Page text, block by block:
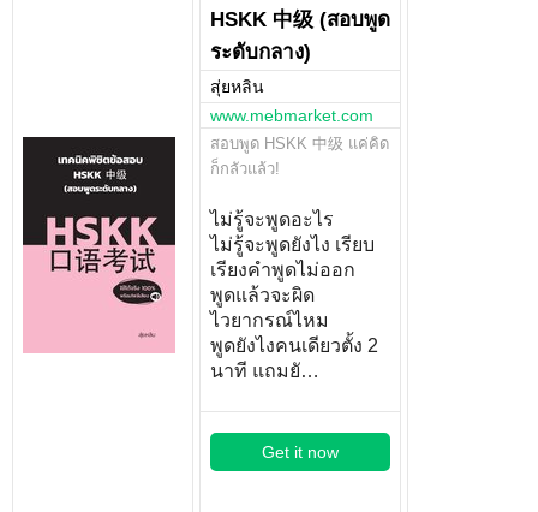
HSKK 中级 (สอบพูด
ระดับกลาง)
สุ่ยหลิน
www.mebmarket.com
สอบพูด HSKK 中级 แค่คิด
ก็กลัวแล้ว!
ไม่รู้จะพูดอะไร
ไม่รู้จะพูดยังไง เรียบ
เรียงคำพูดไม่ออก
พูดแล้วจะผิด
ไวยากรณ์ไหม
พูดยังไงคนเดียวตั้ง 2
นาที แถมยั…
Get it now